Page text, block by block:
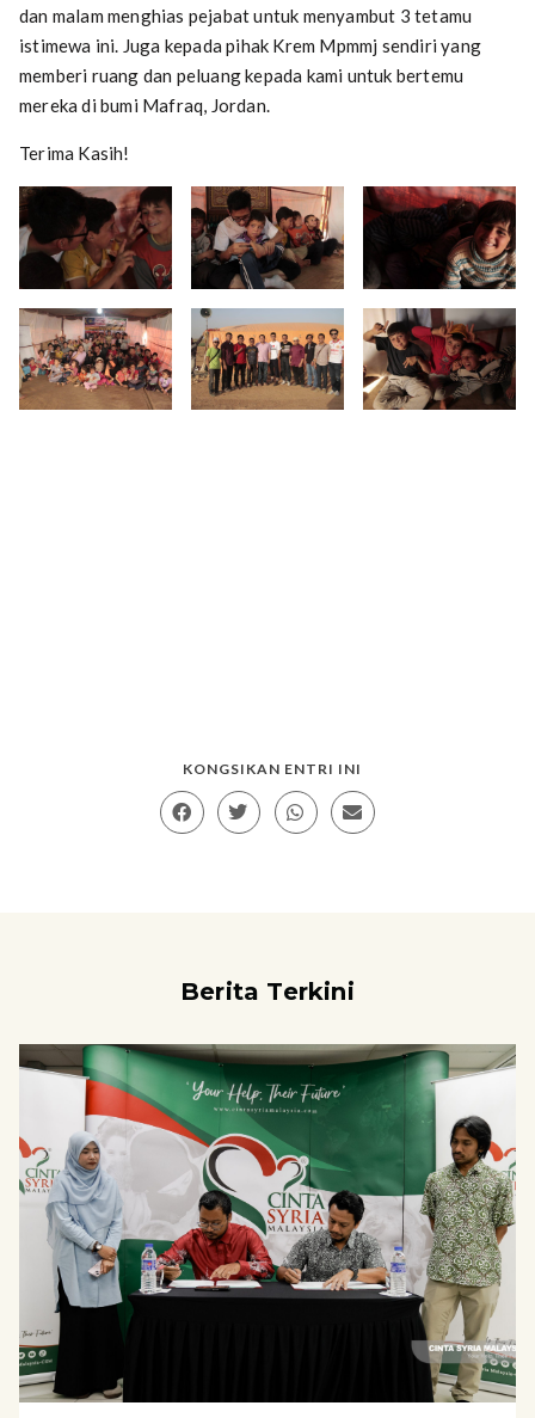
dan malam menghias pejabat untuk menyambut 3 tetamu
istimewa ini. Juga kepada pihak Krem Mpmmj sendiri yang
memberi ruang dan peluang kepada kami untuk bertemu
mereka di bumi Mafraq, Jordan.
Terima Kasih!
KONGSIKAN ENTRI INI
Berita Terkini